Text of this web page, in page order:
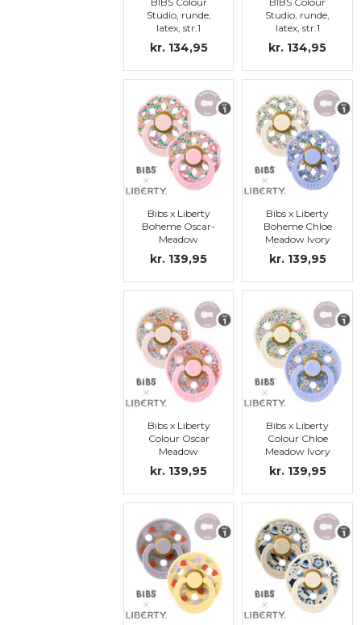
Studio, runde,
latex, str.1
kr. 134,95
Studio, runde,
latex, str.1
kr. 134,95
Bibs x Liberty
Boheme Oscar-
Meadow
Blossom Mix,
str. 1
kr. 139,95
Bibs x Liberty
Boheme Chloe
Meadow Ivory
Mix, latex, str 1
kr. 139,95
Bibs x Liberty
Colour Oscar
Meadow
Blossom Mix,
Latex, st. 1
kr. 139,95
Bibs x Liberty
Colour Chloe
Meadow Ivory
Mix, Latex, st. 1
kr. 139,95